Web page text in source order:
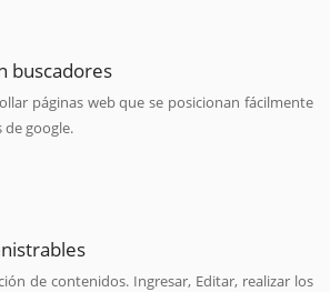
buscadores
páginas web que se posicionan fácilmente
de google.
de contenidos. Ingresar, Editar, realizar los